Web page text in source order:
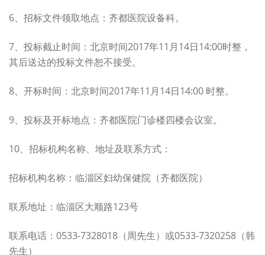
6、招标文件领取地点：齐都医院设备科。
7、投标截止时间：北京时间2017年11月14日14:00时整，
其后送达的投标文件恕不接受。
8、开标时间：北京时间2017年11月14日14:00 时整。
9、投标及开标地点：齐都医院门诊楼四楼会议室。
10、招标机构名称、地址及联系方式：
招标机构名称：临淄区妇幼保健院（齐都医院）
联系地址：临淄区大顺路123号
联系电话：0533-7328018（周先生）或0533-7320258（韩
先生）